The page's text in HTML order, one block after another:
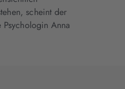
scheint der
Anna